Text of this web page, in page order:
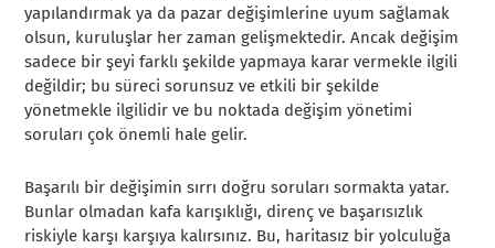
yapılandırmak ya da pazar değişimlerine uyum sağlamak
olsun, kuruluşlar her zaman gelişmektedir. Ancak değişim
sadece bir şeyi farklı şekilde yapmaya karar vermekle ilgili
değildir; bu süreci sorunsuz ve etkili bir şekilde
yönetmekle ilgilidir ve bu noktada değişim yönetimi
soruları çok önemli hale gelir.
Başarılı bir değişimin sırrı doğru soruları sormakta yatar.
Bunlar olmadan kafa karışıklığı, direnç ve başarısızlık
riskiyle karşı karşıya kalırsınız. Bu, haritasız bir yolculuğa